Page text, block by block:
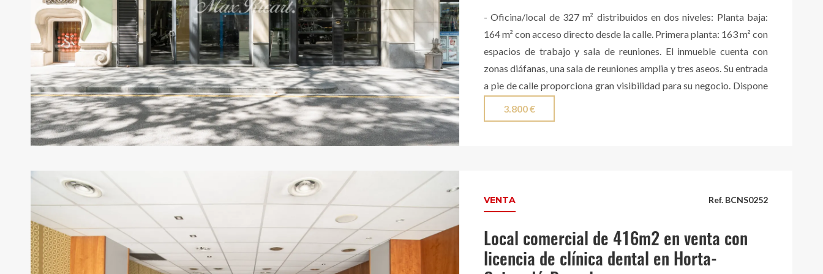
Certificado de actitud ITE. Para más información o concertar una
visita, contacta con Max Ricart Luxury Properties – División Retail.
- Oficina/local de 327 m² distribuidos en dos niveles: Planta baja:
164 m² con acceso directo desde la calle. Primera planta: 163 m² con
espacios de trabajo y sala de reuniones. El inmueble cuenta con
zonas diáfanas, una sala de reuniones amplia y tres aseos. Su entrada
a pie de calle proporciona gran visibilidad para su negocio. Dispone
gres e instalación eléctrica perimetral. Una opción ideal para
3.800 €
Ref. BCNS0252
VENTA
Local comercial de 416m2 en venta con
licencia de clínica dental en Horta-